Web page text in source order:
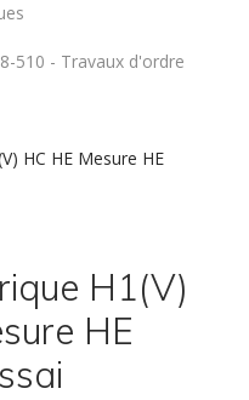
510 - Travaux d'ordre
HC HE Mesure HE
H1(V)
HE